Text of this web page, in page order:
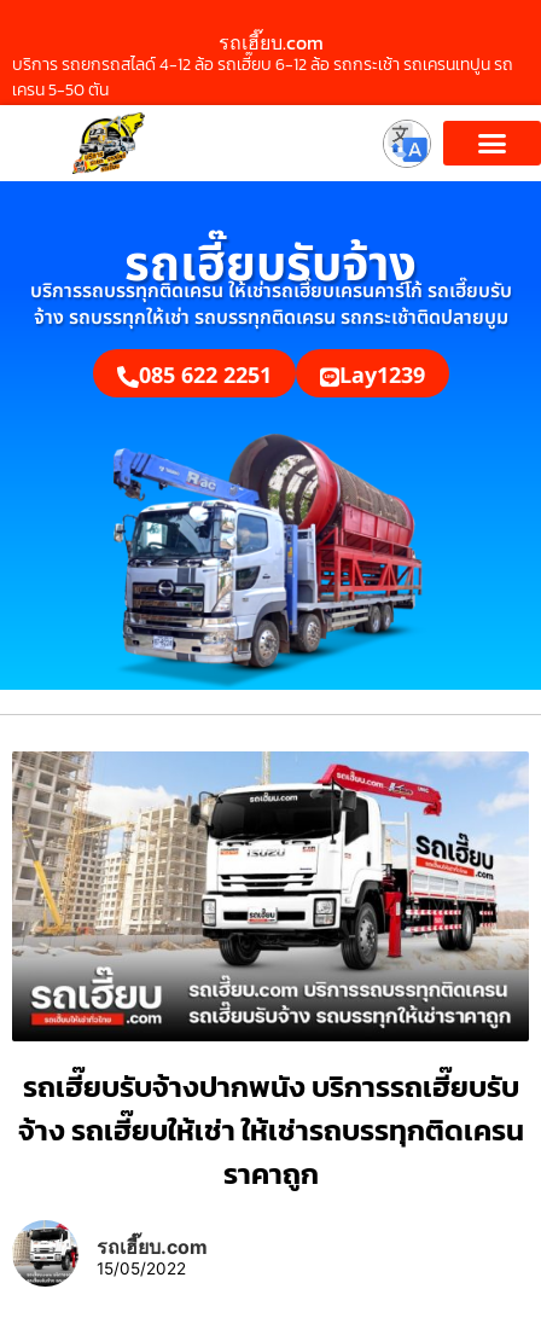
รถเฮี๊ยบ.com
บริการ รถยกรถสไลด์ 4-12 ล้อ รถเฮี๊ยบ 6-12 ล้อ รถกระเช้า รถเครนเทปูน รถ
เครน 5-50 ตัน
รถเฮี๊ยบรับจ้าง
บริการรถบรรทุกติดเครน ให้เช่ารถเฮี๊ยบเครนคาร์โก้ รถเฮี๊ยบรับ
จ้าง รถบรรทุกให้เช่า รถบรรทุกติดเครน รถกระเช้าติดปลายบูม
085 622 2251 Lay1239
รถเฮี๊ยบรับจ้างปากพนัง บริการรถเฮี๊ยบรับ
จ้าง รถเฮี๊ยบให้เช่า ให้เช่ารถบรรทุกติดเครน
ราคาถูก
รถเฮี๊ยบ.com
15/05/2022